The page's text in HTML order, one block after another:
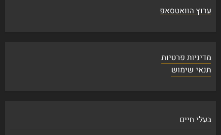
ערוץ הוואטסאפ
מדיניות פרטיות
תנאי שימוש
בעלי חיים